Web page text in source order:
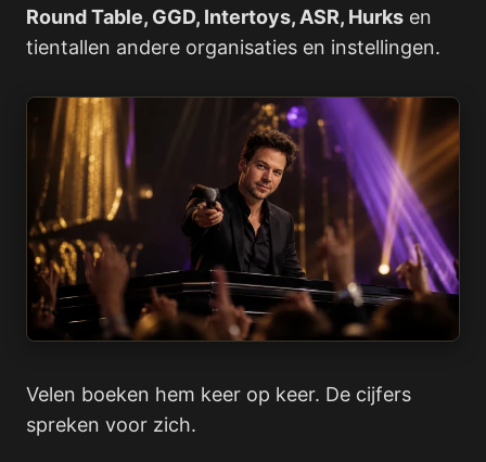
Round Table, GGD, Intertoys, ASR, Hurks en
tientallen andere organisaties en instellingen.
Velen boeken hem keer op keer. De cijfers
spreken voor zich.